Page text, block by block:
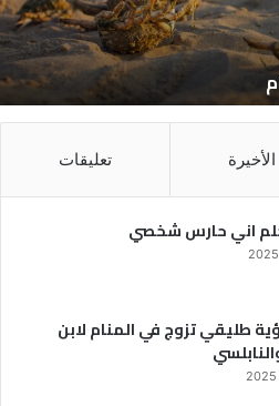
الأخيرة تعليقات
اني حارس شخصي
طليقي تزوج في المنام لابن